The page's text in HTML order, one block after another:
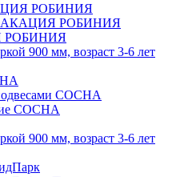
РОБИНИЯ
АКАЦИЯ РОБИНИЯ
РОБИНИЯ
900 мм, возраст 3-6 лет
СОСНА
СОСНА
900 мм, возраст 3-6 лет